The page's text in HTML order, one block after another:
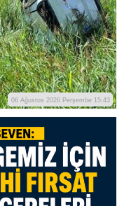
06 Ağustos 2026 Perşembe 15:43